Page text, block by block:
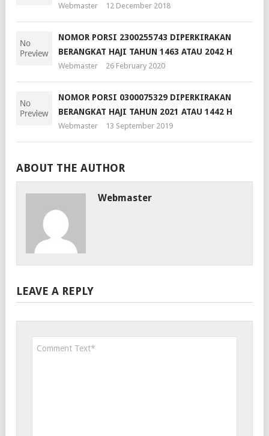
Webmaster 12 December 2018
NOMOR PORSI 2300255743 DIPERKIRAKAN
BERANGKAT HAJI TAHUN 1463 ATAU 2042 H
Webmaster 26 February 2020
NOMOR PORSI 0300075329 DIPERKIRAKAN
BERANGKAT HAJI TAHUN 2021 ATAU 1442 H
Webmaster 13 September 2019
ABOUT THE AUTHOR
Webmaster
LEAVE A REPLY